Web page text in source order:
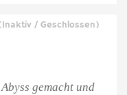
/ Geschlossen)
gemacht und